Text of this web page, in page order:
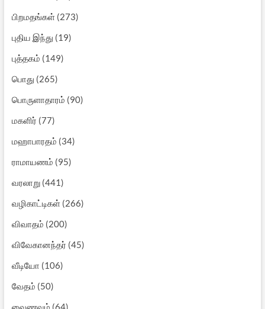
பிறமதங்கள்(273)
புதிய இந்து (19)
புத்தகம் (149)
பொது (265)
பொருளாதாரம் (90)
மகளிர் (77)
மஹாபாரதம் (34)
ராமாயணம் (95)
வரலாறு(441)
வழிகாட்டிகள்(266)
விவாதம் (200)
விவேகானந்தர் (45)
வீடியோ (106)
வேதம் (50)
வைணவம் (64)